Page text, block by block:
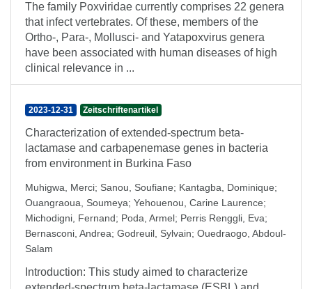
The family Poxviridae currently comprises 22 genera
that infect vertebrates. Of these, members of the
Ortho-, Para-, Mollusci- and Yatapoxvirus genera
have been associated with human diseases of high
clinical relevance in ...
2023-12-31 Zeitschriftenartikel
Characterization of extended-spectrum beta-
lactamase and carbapenemase genes in bacteria
from environment in Burkina Faso
Muhigwa, Merci; Sanou, Soufiane; Kantagba, Dominique;
Ouangraoua, Soumeya; Yehouenou, Carine Laurence;
Michodigni, Fernand; Poda, Armel; Perris Renggli, Eva;
Bernasconi, Andrea; Godreuil, Sylvain; Ouedraogo, Abdoul-
Salam
Introduction: This study aimed to characterize